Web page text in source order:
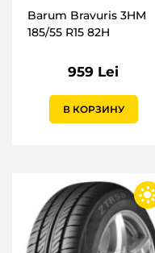
Barum Bravuris 3HM
185/55 R15 82H
959 Lei
В КОРЗИНУ